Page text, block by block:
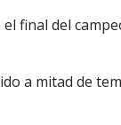
final del
a mitad de